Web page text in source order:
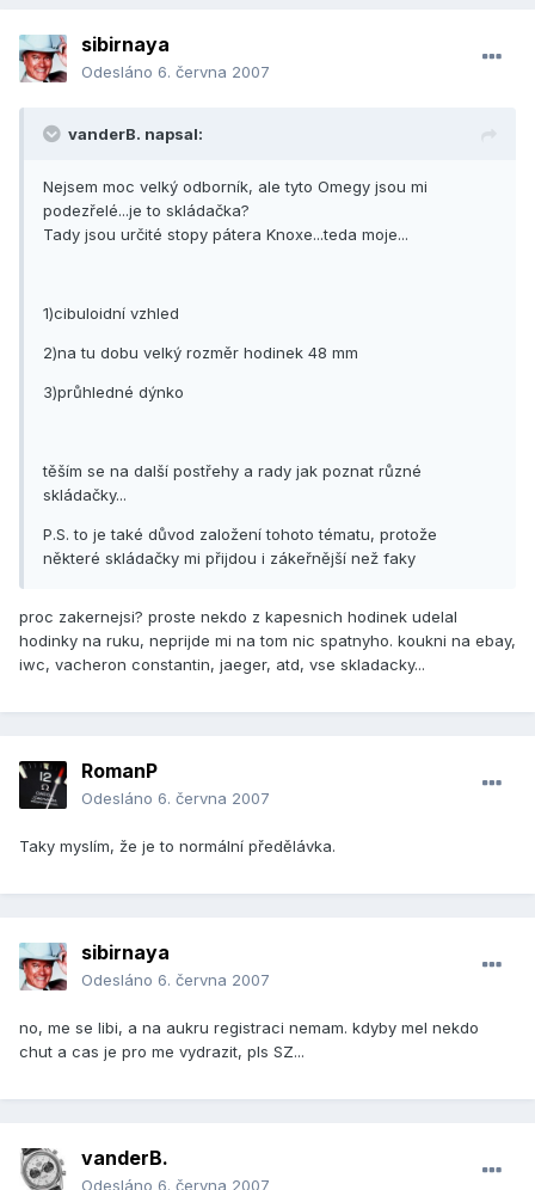
sibirnaya
Odesláno 6. června 2007
vanderB. napsal:
Nejsem moc velký odborník, ale tyto Omegy jsou mi
podezřelé...je to skládačka?
Tady jsou určité stopy pátera Knoxe...teda moje...
1)cibuloidní vzhled
2)na tu dobu velký rozměr hodinek 48 mm
3)průhledné dýnko
těším se na další postřehy a rady jak poznat různé
skládačky...
P.S. to je také důvod založení tohoto tématu, protože
některé skládačky mi přijdou i zákeřnější než faky
proc zakernejsi? proste nekdo z kapesnich hodinek udelal
hodinky na ruku, neprijde mi na tom nic spatnyho. koukni na ebay,
iwc, vacheron constantin, jaeger, atd, vse skladacky...
RomanP
Odesláno 6. června 2007
Taky myslím, že je to normální předělávka.
sibirnaya
Odesláno 6. června 2007
no, me se libi, a na aukru registraci nemam. kdyby mel nekdo
chut a cas je pro me vydrazit, pls SZ...
vanderB.
Odesláno 6. června 2007